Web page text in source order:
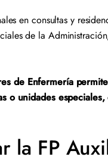
en consultas y
de la
de Enfermería
o unidades
la FP